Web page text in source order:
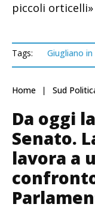
piccoli
Tags: Giugliano in
Home Sud
Da oggi
Senato.
lavora a